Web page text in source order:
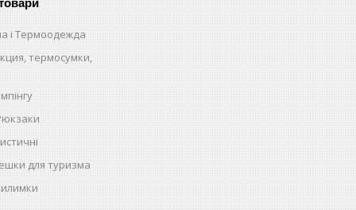
і Термоодежда
термосумки,
для туризма